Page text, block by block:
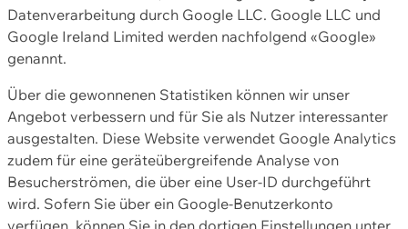
Datenverarbeitung durch Google LLC. Google LLC und
Google Ireland Limited werden nachfolgend «Google»
genannt.
Über die gewonnenen Statistiken können wir unser
Angebot verbessern und für Sie als Nutzer interessanter
ausgestalten. Diese Website verwendet Google Analytics
zudem für eine geräteübergreifende Analyse von
Besucherströmen, die über eine User-ID durchgeführt
wird. Sofern Sie über ein Google-Benutzerkonto